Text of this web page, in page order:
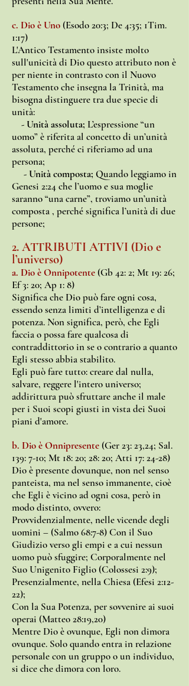
c. Dio è Uno(Esodo 20:3; De 4:35; 1Tim.
1:17)
L'Antico Testamento insiste molto
sull'unicità di Dio questo attributo non è
per niente in contrasto con il Nuovo
Testamento che insegna la Trinità, ma
bisogna distinguere tra due specie di
unità:
- Unità assoluta; L’espressione “un
uomo” è riferita al concetto di un’unità
assoluta, perché ci riferiamo ad una
persona;
- Unità composta; Quando leggiamo in
Genesi 2:24 che l’uomo e sua moglie
saranno “una carne”, troviamo un’unità
composta , perché significa l’unità di due
persone;
2. ATTRIBUTI ATTIVI (Dio e
l’universo)
a. Dio è Onnipotente(Gb 42: 2; Mt 19: 26;
Ef 3: 20; Ap 1: 8)
Significa che Dio può fare ogni cosa,
essendo senza limiti d’intelligenza e di
potenza. Non significa, però, che Egli
faccia o possa fare qualcosa di
contraddittorio in se o contrario a quanto
Egli stesso abbia stabilito.
Egli può fare tutto: creare dal nulla,
salvare, reggere l'intero universo;
addirittura può sfruttare anche il male
per i Suoi scopi giusti in vista dei Suoi
piani d'amore.
b. Dio è Onnipresente(Ger 23: 23,24; Sal.
139: 7-10; Mt 18: 20; 28: 20; Atti 17: 24-28)
Dio è presente dovunque, non nel senso
panteista, ma nel senso immanente, cioè
che Egli è vicino ad ogni cosa, però in
modo distinto, ovvero:
Provvidenzialmente, nelle vicende degli
uomini – (Salmo 68:7-8) Con il Suo
Giudizio verso gli empi e a cui nessun
uomo può sfuggire; Corporalmente nel
Suo Unigenito Figlio (Colossesi 2:9);
Presenzialmente, nella Chiesa (Efesi 2:12-
22);
Con la Sua Potenza, per sovvenire ai suoi
operai (Matteo 28:19,20)
Mentre Dio è ovunque, Egli non dimora
ovunque. Solo quando entra in relazione
personale con un gruppo o un individuo,
si dice che dimora con loro.